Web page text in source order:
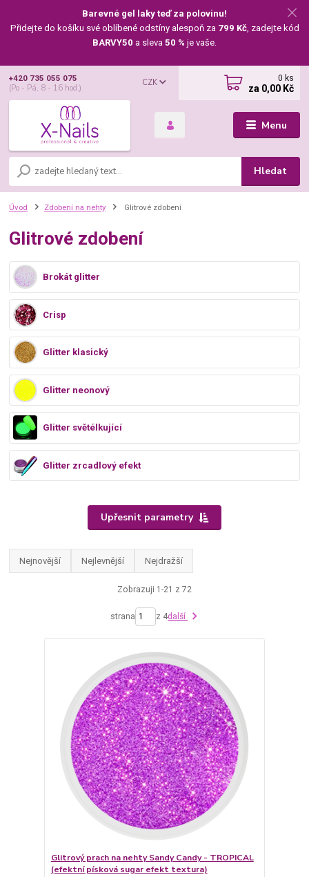
Barevné gel laky teď za polovinu!
Přidejte do košíku své oblíbené odstíny alespoň za 799 Kč, zadejte kód
BARVY50 a sleva 50 % je vaše.
Menu
CZK
Hledat
+420 735 055 075
(Po - Pá, 8 - 16 hod.)
0 ks
za 0,00 Kč
Úvod Zdobení na nehty Glitrové zdobení
Glitrové zdobení
Brokát glitter
Crisp
Glitter klasický
Glitter neonový
Glitter světélkující
Glitter zrcadlový efekt
Upřesnit parametry
Nejnovější Nejlevnější Nejdražší
Zobrazuji 1-21 z 72
strana z 4další
Glitrový prach na nehty Sandy Candy - TROPICAL
(efektní písková sugar efekt textura)